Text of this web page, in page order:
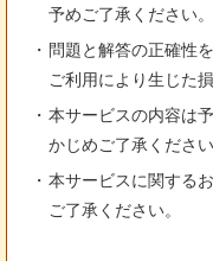
予めご了承ください。
問題と解答の正確性
ご利用により生じた
本サービスの内容は
かじめご了承ください
本サービスに関する
ご了承ください。